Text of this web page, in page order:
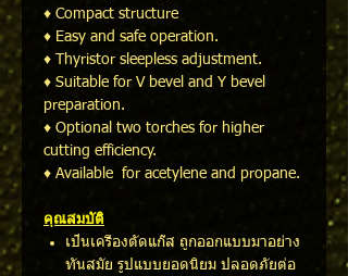
♦ Compact structure
♦ Easy and safe operation.
♦ Thyristor sleepless adjustment.
♦ Suitable for V bevel and Y bevel
preparation.
♦ Optional two torches for higher
cutting efficiency.
♦ Available for acetylene and propane.
คุณสมบัติ
เป็นเครื่องตัดแก๊ส ถูกออกแบบมาอย่าง
ทันสมัย รูปแบบยอดนิยม ปลอดภัยต่อ